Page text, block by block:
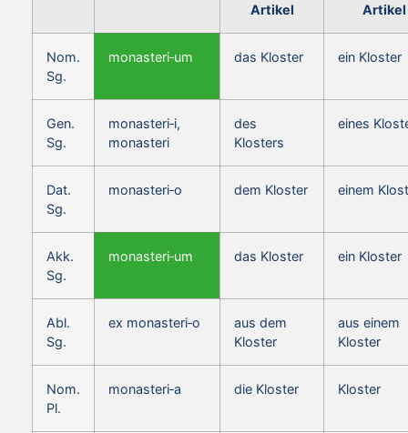
Artikel
Artikel
Nom.
Sg.
monasteri‑um das Kloster ein Kloster
Gen.
Sg.
monasteri‑i,
monasteri
des
Klosters
eines
Dat.
Sg.
monasteri‑o dem Kloster einem
Akk.
Sg.
monasteri‑um das Kloster ein Kloster
Abl.
Sg.
ex monasteri‑o
aus dem
Kloster
aus einem
Kloster
Nom.
Pl.
monasteri‑a die Kloster Kloster